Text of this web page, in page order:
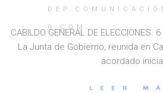
0 COM.
CABILDO GENERAL DE
La Junta de Gobierno, reunida en
acordado
LEER